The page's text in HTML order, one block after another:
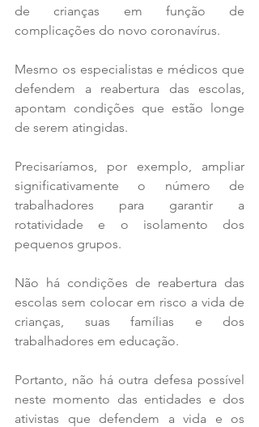
de crianças em função de
complicações do novo coronavírus.
Mesmo os especialistas e médicos que
defendem a reabertura das escolas,
apontam condições que estão longe
de serem atingidas.
Precisaríamos, por exemplo, ampliar
significativamente o número de
trabalhadores para garantir a
rotatividade e o isolamento dos
pequenos grupos.
Não há condições de reabertura das
escolas sem colocar em risco a vida de
crianças, suas famílias e dos
trabalhadores em educação.
Portanto, não há outra defesa possível
neste momento das entidades e dos
ativistas que defendem a vida e os